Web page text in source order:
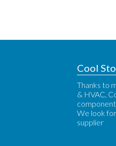
Cool
Thanks to
& HVAC,
We look
supplier